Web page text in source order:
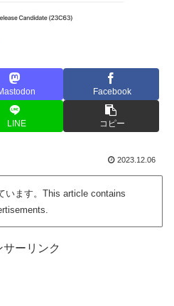
Facebook
LINE コピー
2023.12.06
います。This article contains
サーリンク